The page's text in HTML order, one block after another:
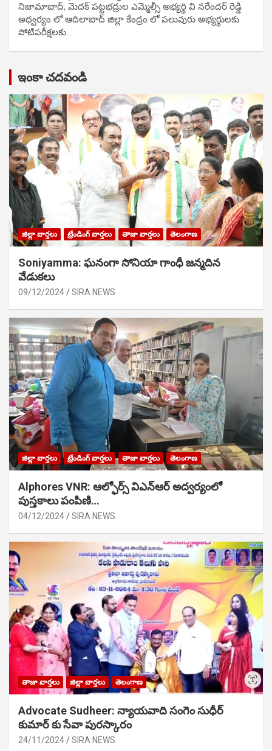
నిజామాబాద్, మెదక్ పట్టభద్రుల ఎమ్మెల్సీ అభ్యర్థి వి నరేందర్ రెడ్డి
అధ్వర్యం లో ఆదిలాబాద్ జిల్లా కేంద్రం లో పలువురు అభ్యర్థులకు
పోటిప‌రీక్ష‌ల‌కు…
ఇంకా చదవండి
జిల్లా వార్తలు ట్రేండింగ్ వార్తలు తాజా వార్తలు తెలంగాణ
Soniyamma: ఘ‌నంగా సోనియా గాంధీ జ‌న్మ‌దిన
వేడుక‌లు
09/12/2024 SIRA NEWS
జిల్లా వార్తలు ట్రేండింగ్ వార్తలు తాజా వార్తలు తెలంగాణ
Alphores VNR: ఆల్ఫోర్స్ విఎన్ఆర్ అద్వర్యంలో
పుస్తకాలు పంపిణి…
04/12/2024 SIRA NEWS
తాజా వార్తలు జిల్లా వార్తలు తెలంగాణ
Advocate Sudheer: న్యాయవాది సంగెం సుధీర్
కుమార్ కు సేవా పురస్కారం
24/11/2024 SIRA NEWS